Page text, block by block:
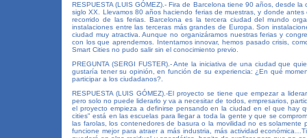
RESPUESTA (LUIS GÓMEZ).- Fira de Barcelona tiene 90 años, desde
siglo XX. Llevamos 80 años haciendo ferias de muestras, y donde
recorrido de las ferias. Barcelona es la tercera ciudad del mundo
instalaciones entre las terceras más grandes de Europa. Son
ciudad muy atractiva. Aunque no organizáramos nuestras ferias y
con los que aprendemos. Intentamos innovar, hemos pasado crisis,
Smart Cities no pudo salir sin el conocimiento previo.
PREGUNTA (SERGI FUSTER).- Ante la iniciativa de una ciudad que
gustaría tener su opinión, en función de su experiencia: ¿En qué
participar a los ciudadanos?.
RESPUESTA (LUIS GÓMEZ).-El proyecto se tiene que empezar a
pero solo no puede liderarlo y va a necesitar de todos, empresarios,
el proyecto empieza a definirse pensando en la ciudad en el que hay
cities" está en las escuelas para llegar a toda la gente y que se
las farolas, los contenedores de basura o la movilidad no es
funcione mejor para atraer a más industria, más actividad